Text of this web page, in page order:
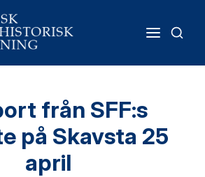
från SFF:s
på Skavsta 25
april